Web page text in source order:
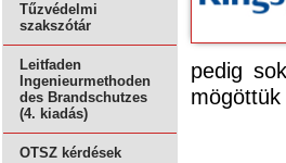
Tűzvédelmi
szakszótár
Leitfaden
Ingenieurmethoden
des Brandschutzes
(4. kiadás)
OTSZ kérdések
pedig